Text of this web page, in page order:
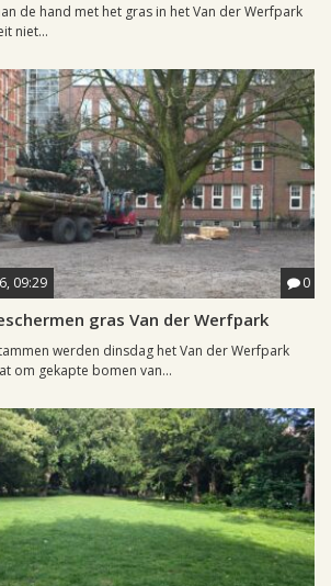
de hand met het gras in het Van der Werfpark
niet...
09:29 0
gras Van der Werfpark
werden dinsdag het Van der Werfpark
om gekapte bomen van...